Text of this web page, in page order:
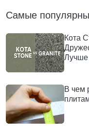
Самые
Кота
Лучше
В чем